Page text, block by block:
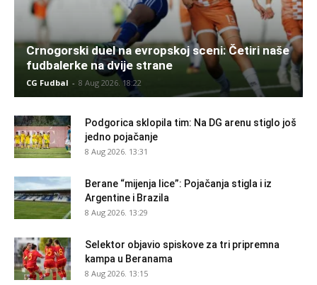
Crnogorski duel na evropskoj sceni: Četiri naše
fudbalerke na dvije strane
CG Fudbal - 8 Aug 2026. 18:22
Podgorica sklopila tim: Na DG arenu stiglo još
jedno pojačanje
8 Aug 2026. 13:31
Berane “mijenja lice”: Pojačanja stigla i iz
Argentine i Brazila
8 Aug 2026. 13:29
Selektor objavio spiskove za tri pripremna
kampa u Beranama
8 Aug 2026. 13:15